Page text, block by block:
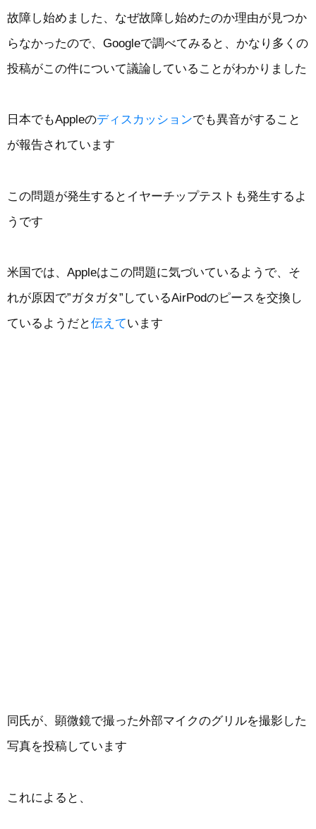
故障し始めました、なぜ故障し始めたのか理由が見つか
らなかったので、Googleで調べてみると、かなり多くの
投稿がこの件について議論していることがわかりました
日本でもAppleのディスカッションでも異音がすること
が報告されています
この問題が発生するとイヤーチップテストも発生するよ
うです
米国では、Appleはこの問題に気づいているようで、そ
れが原因で”ガタガタ”しているAirPodのピースを交換し
ているようだと伝えています
同氏が、顕微鏡で撮った外部マイクのグリルを撮影した
写真を投稿しています
これによると、